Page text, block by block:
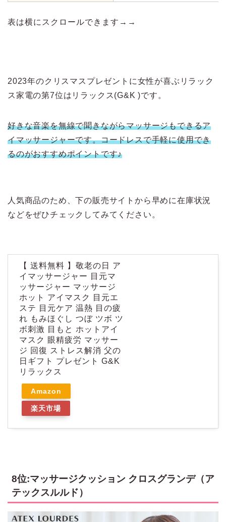
表は横にスクロールできます→→
2023年のクリスマスプレゼントに女性が喜ぶリラック
ス家電の第7位はリラックス(G&K )です。
好きな音楽を無線で聞きながらマッサージもできるア
イマッサージャーです。コードレスで手軽に使用でき
るのがおすすめポイントです♪
人気商品のため、下の販売サイトから早めに在庫状況
などをぜひチェックしてみてください。
【 送料無料 】敬老の日 ア
イマッサージャー 目元マ
ッサージャー マッサージ
ホット アイマスク 目元エ
ステ 目元ケア 温熱 目の疲
れ もみほぐし つぼ ツボ ツ
ボ刺激 目もと ホットアイ
マスク 眼精疲労 マッサー
ジ 回復 ストレス解消 父の
日ギフト プレゼント G&K
リラックス
Amazon
楽天市場
8位:マッサージクッション クロスグランデ（ア
テックスルルド）